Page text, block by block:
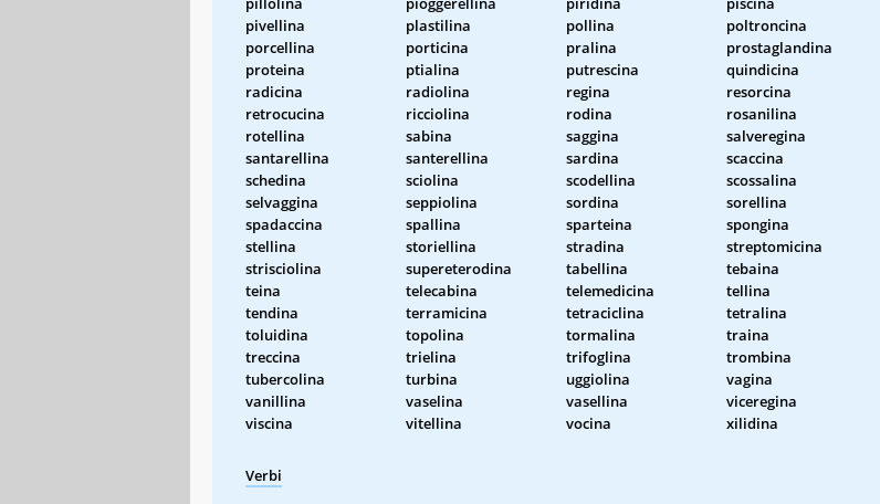
pivellina
plastilina pollina
poltroncina
porcellina
porticina pralina
prostaglandina
proteina
ptialina putrescina
quindicina
radicina
radiolina regina
resorcina
retrocucina
ricciolina rodina
rosanilina
rotellina
sabina saggina
salveregina
santarellina
santerellina sardina
scaccina
schedina
sciolina scodellina
scossalina
selvaggina
seppiolina sordina
sorellina
spadaccina
spallina sparteina
spongina
stellina
storiellina stradina
streptomicina
strisciolina
supereterodina tabellina
tebaina
teina
telecabina telemedicina
tellina
tendina
terramicina tetraciclina
tetralina
toluidina
topolina tormalina
traina
treccina
trielina trifoglina
trombina
tubercolina
turbina uggiolina
vagina
vanillina
vaselina vasellina
viceregina
viscina
vitellina vocina xilidina
Verbi